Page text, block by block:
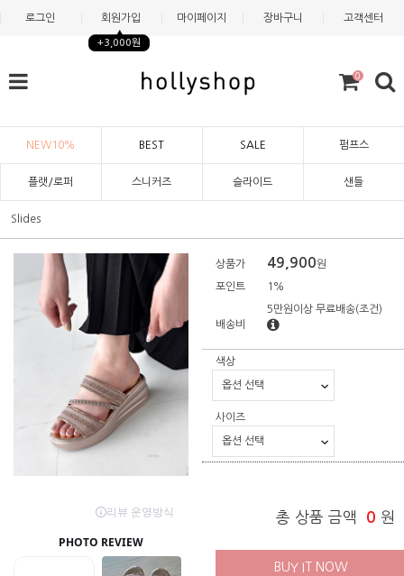
로그인 회원가입
+3,000원
마이페이지 장바구니 고객센터
0
NEW10% BEST SALE 펌프스
플랫/로퍼 스니커즈 슬라이드 샌들
Slides
상품가 49,900원
포인트 1%
배송비
5만원이상 무료배송(조건)
색상
사이즈
총 상품 금액 0 원
BUY IT NOW